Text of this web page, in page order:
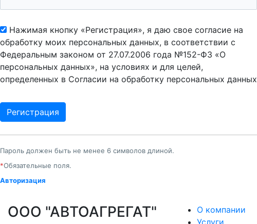
Нажимая кнопку «Регистрация», я даю свое согласие на
обработку моих персональных данных, в соответствии с
Федеральным законом от 27.07.2006 года №152-ФЗ «О
персональных данных», на условиях и для целей,
определенных в Согласии на обработку персональных данных
Пароль должен быть не менее 6 символов длиной.
*Обязательные поля.
Авторизация
ООО "АВТОАГРЕГАТ"
О компании
Услуги